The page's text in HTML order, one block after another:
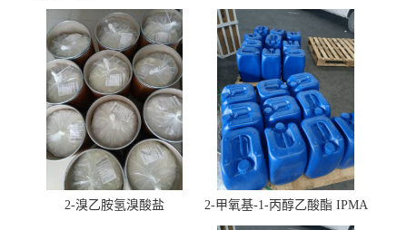
2-溴乙胺氢溴酸盐 2-甲氧基-1-丙醇乙酸酯 IPMA